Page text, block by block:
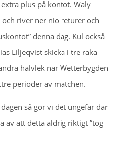
plus på kontot. Waly
och river ner nio returer och
denna dag. Kul också
Liljeqvist skicka i tre raka
halvlek när Wetterbygden
perioder av matchen.
så gör vi det ungefär där
av att detta aldrig riktigt ”tog